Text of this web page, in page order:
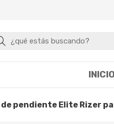
Buscar
INICIO
de pendiente Elite Rizer